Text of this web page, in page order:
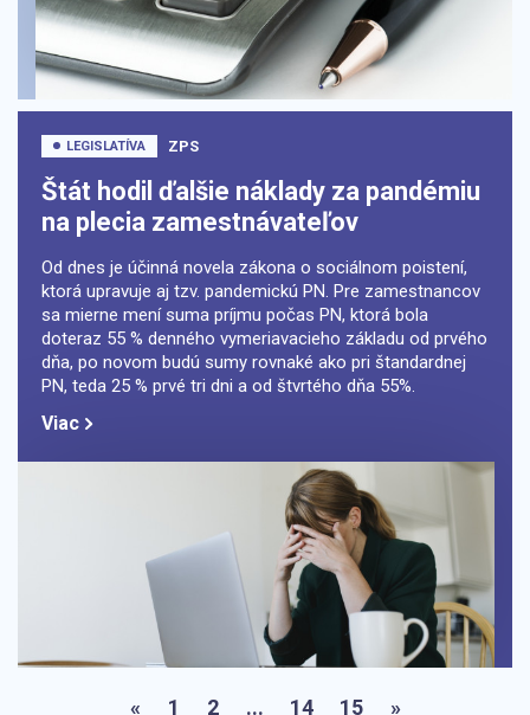
LEGISLATÍVA ZPS
Štát hodil ďalšie náklady za pandémiu
na plecia zamestnávateľov
Od dnes je účinná novela zákona o sociálnom poistení,
ktorá upravuje aj tzv. pandemickú PN. Pre zamestnancov
sa mierne mení suma príjmu počas PN, ktorá bola
doteraz 55 % denného vymeriavacieho základu od prvého
dňa, po novom budú sumy rovnaké ako pri štandardnej
PN, teda 25 % prvé tri dni a od štvrtého dňa 55%.
Viac
« 1 2 ... 14 15 »